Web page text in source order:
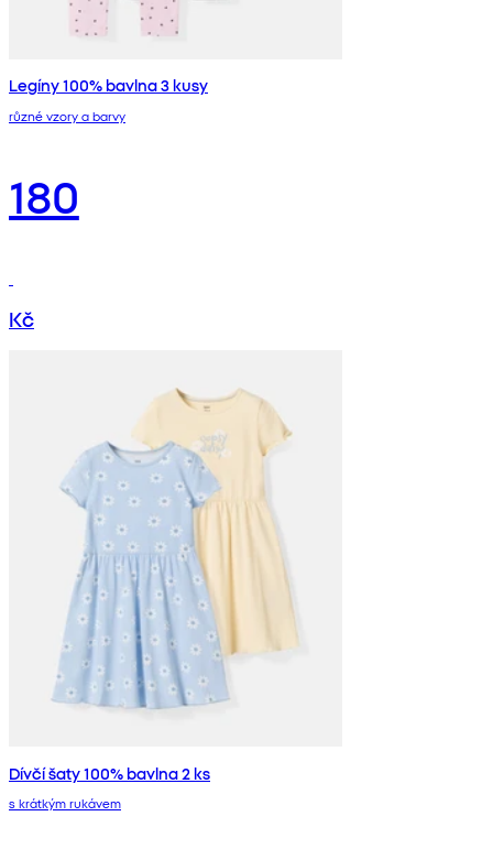
Legíny 100% bavlna 3 kusy
různé vzory a barvy
180
Kč
Dívčí šaty 100% bavlna 2 ks
s krátkým rukávem